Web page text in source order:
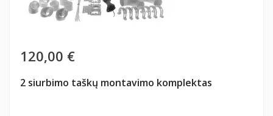
120,00 €
2 siurbimo taškų montavimo komplektas